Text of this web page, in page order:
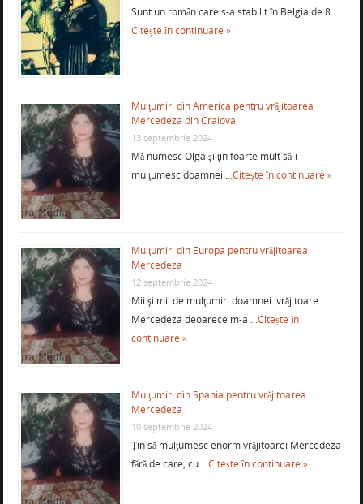
Sunt un român care s-a stabilit în Belgia de 8 …
Citește în continuare »
Mulţumiri din America pentru vrăjitoarea
Mercedeza din Craiova
13 septembrie 2024
Mă numesc Olga şi ţin foarte mult să-i
mulţumesc doamnei …Citește în continuare »
Mulţumiri din Europa pentru vrăjitoarea
Mercedeza
12 septembrie 2024
Mii şi mii de mulţumiri doamnei vrăjitoare
Mercedeza deoarece m-a …Citește în
continuare »
Mulţumiri din Spania pentru vrăjitoarea
Mercedeza
10 septembrie 2024
Ţin să mulţumesc enorm vrăjitoarei Mercedeza
fără de care, cu …Citește în continuare »